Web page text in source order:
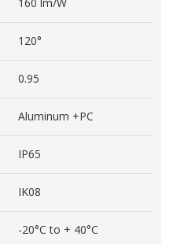
120°
0.95
Aluminum +PC
IP65
IK08
-20°C to + 40°C